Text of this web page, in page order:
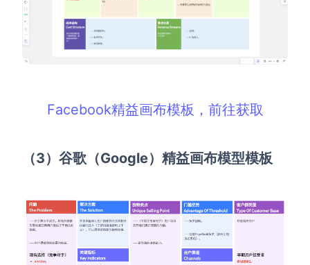
Facebook精益画布模板，前往获取
（3） 谷歌（Google）精益画布模型模板